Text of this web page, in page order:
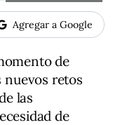
Agregar a Google
de
retos
las
de